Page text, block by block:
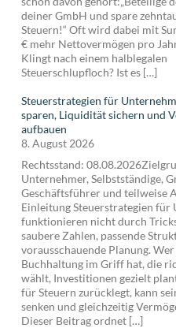
deiner GmbH und spare
Steuern!“ Oft wird dabei mit
€ mehr Nettovermögen pro
Klingt nach einem halblegalen
Steuerschlupfloch? Ist es […]
Steuerstrategien für
sparen, Liquidität sichern und
aufbauen
8. August 2026
Rechtsstand:
Unternehmer, Selbstständige,
Geschäftsführer und teilweise
Einleitung Steuerstrategien für
funktionieren nicht durch
saubere Zahlen, passende
vorausschauende Planung. Wer
Buchhaltung im Griff hat, die
wählt, Investitionen gezielt
für Steuern zurücklegt, kann
senken und gleichzeitig
Dieser Beitrag ordnet […]